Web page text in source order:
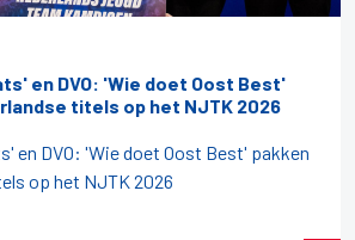
en DVO: 'Wie doet Oost Best'
titels op het NJTK 2026
en DVO: 'Wie doet Oost Best' pakken
op het NJTK 2026